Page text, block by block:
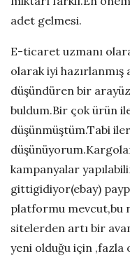
adet gelmesi.
E-ticaret uzmanı
olarak iyi
düşündüren bir
buldum.Bir çok ürün
düşünmüştüm.Tabi
kampanyalar
gittigidiyor(ebay)
platformu mevcut,bu
sitelerden artı bir
yeni olduğu için ,fazla